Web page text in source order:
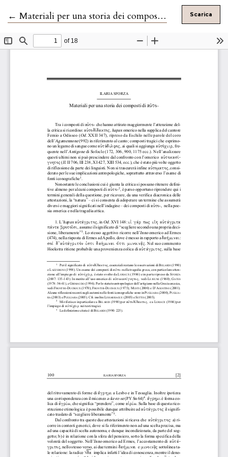
← Ritorna ai dettagli dell'articolo
Materiali per una storia dei composti di αὐτο- Scarica